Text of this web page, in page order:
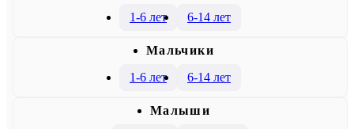
1-6 лет
6-14 лет
Mальчики
1-6 лет
6-14 лет
Малыши